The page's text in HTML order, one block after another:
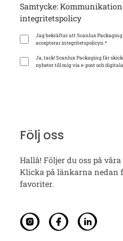
Samtycke:
integritetspolicy
Jag bekräftar att Scanlux
accepterar integritetspolicyn.*
Ja, tack! Scanlux Packaging får
nyheter till mig via e-post och
Följ oss
Hallå! Följer du oss på
Klicka på länkarna nedan
favoriter.